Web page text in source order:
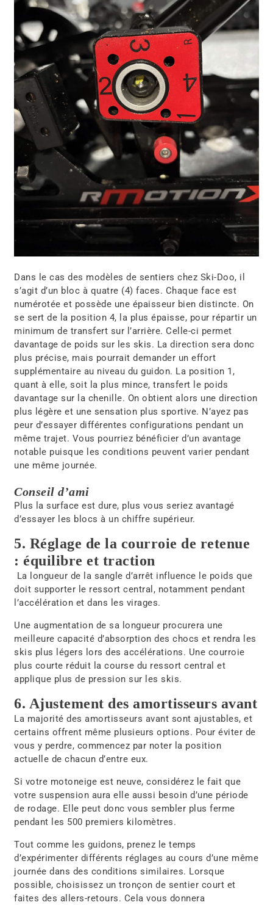
Dans le cas des modèles de sentiers chez Ski-Doo, il
s’agit d’un bloc à quatre (4) faces. Chaque face est
numérotée et possède une épaisseur bien distincte. On
se sert de la position 4, la plus épaisse, pour répartir un
minimum de transfert sur l’arrière. Celle-ci permet
davantage de poids sur les skis. La direction sera donc
plus précise, mais pourrait demander un effort
supplémentaire au niveau du guidon. La position 1,
quant à elle, soit la plus mince, transfert le poids
davantage sur la chenille. On obtient alors une direction
plus légère et une sensation plus sportive. N’ayez pas
peur d’essayer différentes configurations pendant un
même trajet. Vous pourriez bénéficier d’un avantage
notable puisque les conditions peuvent varier pendant
une même journée.
Conseil d’ami
Plus la surface est dure, plus vous seriez avantagé
d’essayer les blocs à un chiffre supérieur.
5. Réglage de la courroie de retenue
: équilibre et traction
La longueur de la sangle d’arrêt influence le poids que
doit supporter le ressort central, notamment pendant
l’accélération et dans les virages.
Une augmentation de sa longueur procurera une
meilleure capacité d’absorption des chocs et rendra les
skis plus légers lors des accélérations. Une courroie
plus courte réduit la course du ressort central et
applique plus de pression sur les skis.
6. Ajustement des amortisseurs avant
La majorité des amortisseurs avant sont ajustables, et
certains offrent même plusieurs options. Pour éviter de
vous y perdre, commencez par noter la position
actuelle de chacun d’entre eux.
Si votre motoneige est neuve, considérez le fait que
votre suspension aura elle aussi besoin d’une période
de rodage. Elle peut donc vous sembler plus ferme
pendant les 500 premiers kilomètres.
Tout comme les guidons, prenez le temps
d’expérimenter différents réglages au cours d’une même
journée dans des conditions similaires. Lorsque
possible, choisissez un tronçon de sentier court et
faites des allers-retours. Cela vous donnera